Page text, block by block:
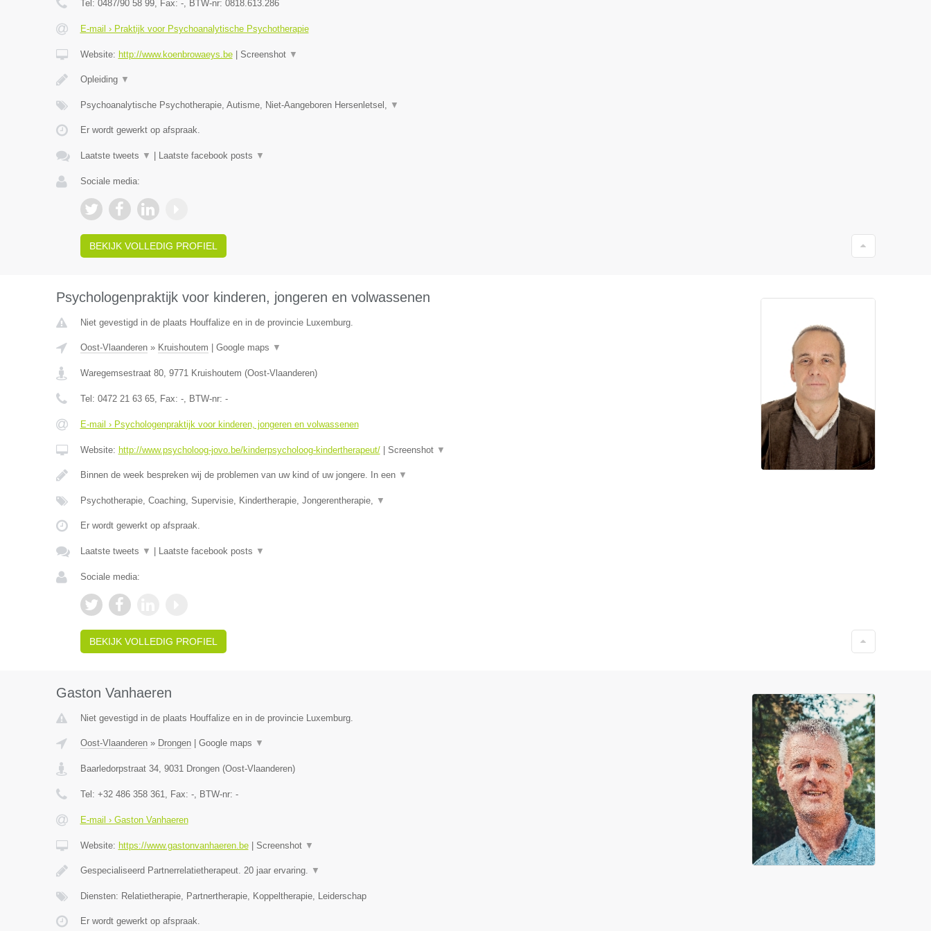
Tel: 0487/90 58 99, Fax: -, BTW-nr: 0818.613.286
E-mail › Praktijk voor Psychoanalytische Psychotherapie
Website: http://www.koenbrowaeys.be| Screenshot ▼
Opleiding ▼
Psychoanalytische Psychotherapie, Autisme, Niet-Aangeboren Hersenletsel, ▼
Er wordt gewerkt op afspraak.
Laatste tweets ▼ Laatste facebook posts ▼
Sociale media:
BEKIJK VOLLEDIG PROFIEL
Psychologenpraktijk voor kinderen, jongeren en volwassenen
Niet gevestigd in de plaats Houffalize en in de provincie Luxemburg.
Oost-Vlaanderen» Kruishoutem Google maps ▼
Waregemsestraat 80, 9771 Kruishoutem (Oost-Vlaanderen)
Tel: 0472 21 63 65, Fax: -, BTW-nr: -
E-mail › Psychologenpraktijk voor kinderen, jongeren en volwassenen
Website: http://www.psycholoog-jovo.be/kinderpsycholoog-kindertherapeut/| Screenshot ▼
Binnen de week bespreken wij de problemen van uw kind of uw jongere. In een ▼
Psychotherapie, Coaching, Supervisie, Kindertherapie, Jongerentherapie, ▼
Er wordt gewerkt op afspraak.
Laatste tweets ▼ Laatste facebook posts ▼
Sociale media:
BEKIJK VOLLEDIG PROFIEL
Gaston Vanhaeren
Niet gevestigd in de plaats Houffalize en in de provincie Luxemburg.
Oost-Vlaanderen» Drongen| Google maps ▼
Baarledorpstraat 34, 9031 Drongen(Oost-Vlaanderen)
Tel: +32 486 358 361, Fax: -, BTW-nr: -
E-mail › Gaston Vanhaeren
Website: https://www.gastonvanhaeren.be| Screenshot ▼
Gespecialiseerd Partnerrelatietherapeut. 20 jaar ervaring. ▼
Diensten: Relatietherapie, Partnertherapie, Koppeltherapie, Leiderschap
Er wordt gewerkt op afspraak.